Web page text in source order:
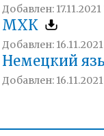
Добавлен: 17.11.2021
МХК
Добавлен:
Немецкий
Добавлен: